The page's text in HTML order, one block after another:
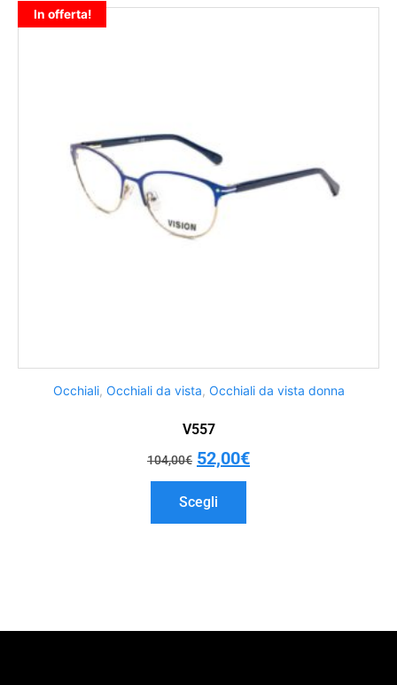
In offerta!
Occhiali, Occhiali da vista, Occhiali da vista donna
V557
104,00€ 52,00€
Scegli